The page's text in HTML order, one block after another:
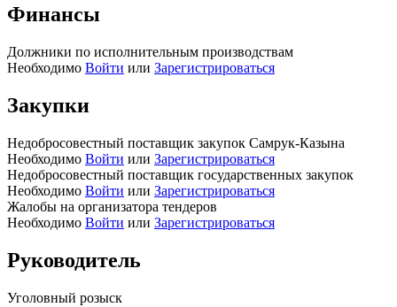
Финансы
Должники по исполнительным производствам
Необходимо Войти или Зарегистрироваться
Закупки
Недобросовестный поставщик закупок Самрук-Казына
Необходимо Войти или Зарегистрироваться
Недобросовестный поставщик государственных закупок
Необходимо Войти или Зарегистрироваться
Жалобы на организатора тендеров
Необходимо Войти или Зарегистрироваться
Руководитель
Уголовный розыск